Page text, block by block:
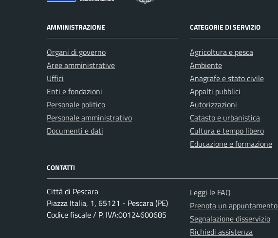
AMMINISTRAZIONE
Organi di governo
Aree amministrative
Uffici
Enti e fondazioni
Personale politico
Personale amministrativo
Documenti e dati
CATEGORIE DI SERVIZIO
Agricoltura e pesca
Ambiente
Anagrafe e stato civile
Appalti pubblici
Autorizzazioni
Catasto e urbanistica
Cultura e tempo libero
Educazione e formazione
CONTATTI
Città di Pescara
Piazza Italia, 1, 65121 - Pescara (PE)
Codice fiscale / P. IVA:00124600685
Leggi le FAQ
Prenota un appuntamento
Segnalazione disservizio
Richiedi assistenza